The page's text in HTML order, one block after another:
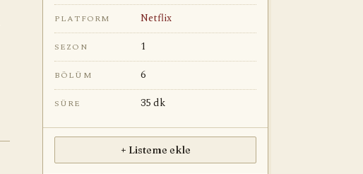
PLATFORM Netflix
SEZON 1
BÖLÜM 6
SÜRE 35 dk
+ Listeme ekle